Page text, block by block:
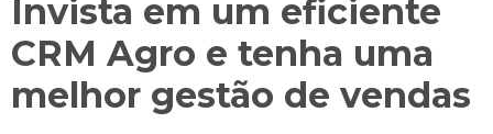
Invista em um eficiente
CRM Agro e tenha uma
melhor gestão de vendas